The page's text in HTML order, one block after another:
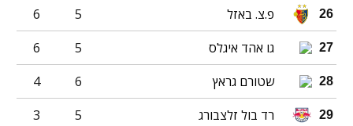
26 פ.צ. באזל 5
6
27 גו אהד איגלס 5
6
28 שטורם גראץ 6
4
29 רד בול זלצבורג 5
3